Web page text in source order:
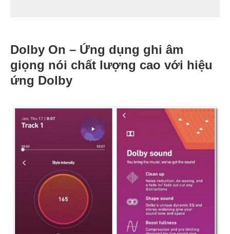
Dolby On – Ứng dụng ghi âm
giọng nói chất lượng cao với hiệu
ứng Dolby